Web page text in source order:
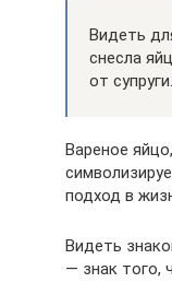
Видеть
снесла
от супруги.
Вареное
подход в
Видеть
— знак того,